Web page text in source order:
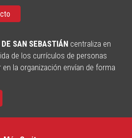
SAN SEBASTIÁN centraliza en
de los currículos de personas
la organización envían de forma